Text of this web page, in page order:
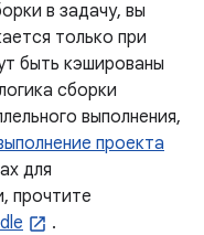
в задачу, вы
только при
быть кэшированы
сборки
выполнения,
проекта
для
прочтите
.